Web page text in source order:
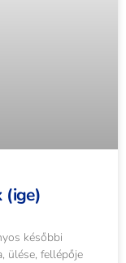
(ige)
későbbi
ülése, fellépője